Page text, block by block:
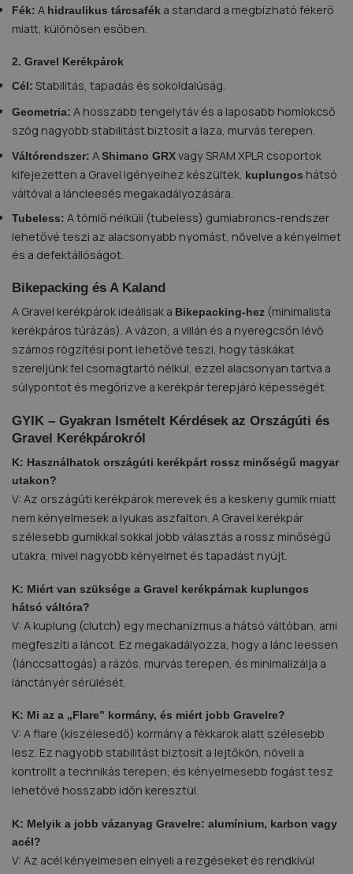
Fék: A hidraulikus tárcsafék a standard a megbízható fékerő
miatt, különösen esőben.
2. Gravel Kerékpárok
Cél: Stabilitás, tapadás és sokoldalúság.
Geometria: A hosszabb tengelytáv és a laposabb homlokcső
szög nagyobb stabilitást biztosít a laza, murvás terepen.
Váltórendszer: AShimano GRXvagy SRAM XPLR csoportok
kifejezetten a Gravel igényeihez készültek, kuplungos hátsó
váltóval a láncleesés megakadályozására.
Tubeless: A tömlő nélküli (tubeless) gumiabroncs-rendszer
lehetővé teszi az alacsonyabb nyomást, növelve a kényelmet
és a defektállóságot.
Bikepacking és A Kaland
A Gravel kerékpárok ideálisak a Bikepacking-hez (minimalista
kerékpáros túrázás). A vázon, a villán és a nyeregcsőn lévő
számos rögzítési pont lehetővé teszi, hogy táskákat
szereljünk fel csomagtartó nélkül, ezzel alacsonyan tartva a
súlypontot és megőrizve a kerékpár terepjáró képességét.
GYIK – Gyakran Ismételt Kérdések az Országúti és
Gravel Kerékpárokról
K: Használhatok országúti kerékpárt rossz minőségű magyar
utakon?
V: Az országúti kerékpárok merevek és a keskeny gumik miatt
nem kényelmesek a lyukas aszfalton. A Gravel kerékpár
szélesebb gumikkal sokkal jobb választás a rossz minőségű
utakra, mivel nagyobb kényelmet és tapadást nyújt.
K: Miért van szüksége a Gravel kerékpárnak kuplungos
hátsó váltóra?
V: A kuplung (clutch) egy mechanizmus a hátsó váltóban, ami
megfeszíti a láncot. Ez megakadályozza, hogy a lánc leessen
(lánccsattogás) a rázós, murvás terepen, és minimalizálja a
lánctányér sérülését.
K: Mi az a „Flare” kormány, és miért jobb Gravelre?
V: A flare (kiszélesedő) kormány a fékkarok alatt szélesebb
lesz. Ez nagyobb stabilitást biztosít a lejtőkön, növeli a
kontrollt a technikás terepen, és kényelmesebb fogást tesz
lehetővé hosszabb időn keresztül.
K: Melyik a jobb vázanyag Gravelre: alumínium, karbon vagy
acél?
V: Az acél kényelmesen elnyeli a rezgéseket és rendkívül